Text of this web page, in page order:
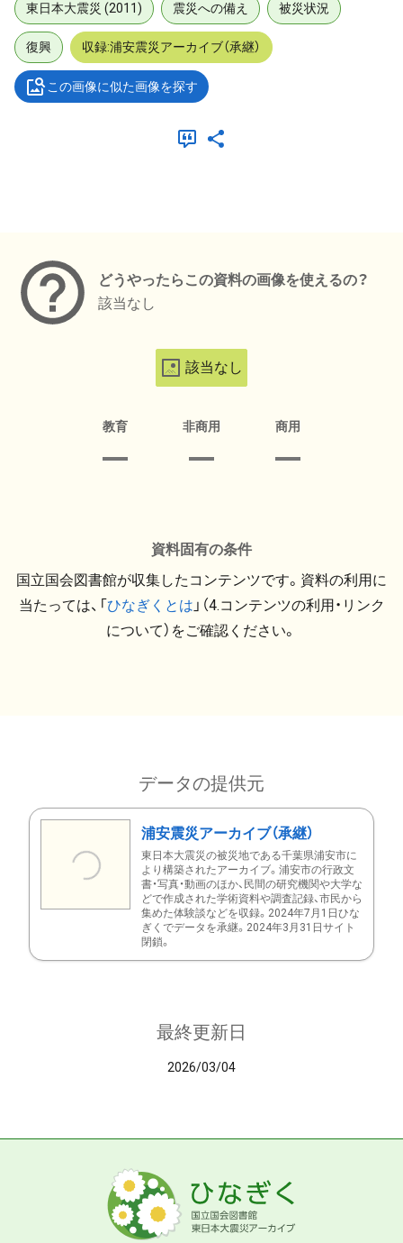
東日本大震災 (2011) 震災への備え 被災状況
復興 収録:浦安震災アーカイブ（承継）
この画像に似た画像を探す
どうやったらこの資料の画像を使えるの？
該当なし
該当なし
教育 非商用 商用
資料固有の条件
国立国会図書館が収集したコンテンツです。資料の利用に
当たっては、「ひなぎくとは 」（4.コンテンツの利用・リンク
について）をご確認ください。
データの提供元
浦安震災アーカイブ（承継）
東日本大震災の被災地である千葉県浦安市に
より構築されたアーカイブ。浦安市の行政文
書・写真・動画のほか、民間の研究機関や大学な
どで作成された学術資料や調査記録、市民から
集めた体験談などを収録。2024年7月1日ひな
ぎくでデータを承継。2024年3月31日サイト
閉鎖。
最終更新日
2026/03/04